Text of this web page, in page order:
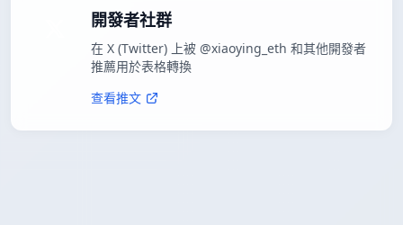
開發者社群
在 X (Twitter) 上被 @xiaoying_eth 和其他開發者
推薦用於表格轉換
查看推文